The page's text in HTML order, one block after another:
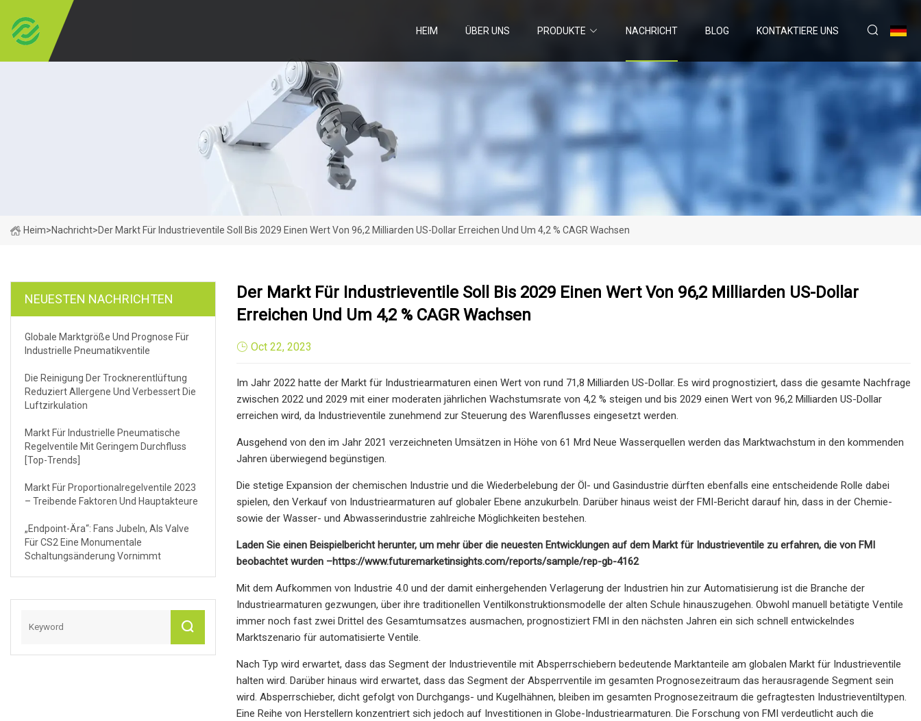
HEIM ÜBER UNS PRODUKTE NACHRICHT BLOG KONTAKTIERE UNS
Heim>Nachricht>Der Markt Für Industrieventile Soll Bis 2029 Einen Wert Von 96,2 Milliarden US-Dollar Erreichen Und Um 4,2 % CAGR Wachsen
NEUESTEN NACHRICHTEN
Globale Marktgröße Und Prognose Für
Industrielle Pneumatikventile
Die Reinigung Der Trocknerentlüftung
Reduziert Allergene Und Verbessert Die
Luftzirkulation
Markt Für Industrielle Pneumatische
Regelventile Mit Geringem Durchfluss
[Top-Trends]
Markt Für Proportionalregelventile 2023
– Treibende Faktoren Und Hauptakteure
„Endpoint-Ära“: Fans Jubeln, Als Valve
Für CS2 Eine Monumentale
Schaltungsänderung Vornimmt
Der Markt Für Industrieventile Soll Bis 2029 Einen Wert Von 96,2 Milliarden US-Dollar
Erreichen Und Um 4,2 % CAGR Wachsen
Oct 22, 2023
Im Jahr 2022 hatte der Markt für Industriearmaturen einen Wert von rund 71,8 Milliarden US-Dollar. Es wird prognostiziert, dass die gesamte Nachfrage
zwischen 2022 und 2029 mit einer moderaten jährlichen Wachstumsrate von 4,2 % steigen und bis 2029 einen Wert von 96,2 Milliarden US-Dollar
erreichen wird, da Industrieventile zunehmend zur Steuerung des Warenflusses eingesetzt werden.
Ausgehend von den im Jahr 2021 verzeichneten Umsätzen in Höhe von 61 Mrd Neue Wasserquellen werden das Marktwachstum in den kommenden
Jahren überwiegend begünstigen.
Die stetige Expansion der chemischen Industrie und die Wiederbelebung der Öl- und Gasindustrie dürften ebenfalls eine entscheidende Rolle dabei
spielen, den Verkauf von Industriearmaturen auf globaler Ebene anzukurbeln. Darüber hinaus weist der FMI-Bericht darauf hin, dass in der Chemie-
sowie der Wasser- und Abwasserindustrie zahlreiche Möglichkeiten bestehen.
Laden Sie einen Beispielbericht herunter, um mehr über die neuesten Entwicklungen auf dem Markt für Industrieventile zu erfahren, die von FMI
beobachtet wurden –https://www.futuremarketinsights.com/reports/sample/rep-gb-4162
Mit dem Aufkommen von Industrie 4.0 und der damit einhergehenden Verlagerung der Industrien hin zur Automatisierung ist die Branche der
Industriearmaturen gezwungen, über ihre traditionellen Ventilkonstruktionsmodelle der alten Schule hinauszugehen. Obwohl manuell betätigte Ventile
immer noch fast zwei Drittel des Gesamtumsatzes ausmachen, prognostiziert FMI in den nächsten Jahren ein sich schnell entwickelndes
Marktszenario für automatisierte Ventile.
Nach Typ wird erwartet, dass das Segment der Industrieventile mit Absperrschiebern bedeutende Marktanteile am globalen Markt für Industrieventile
halten wird. Darüber hinaus wird erwartet, dass das Segment der Absperrventile im gesamten Prognosezeitraum das herausragende Segment sein
wird. Absperrschieber, dicht gefolgt von Durchgangs- und Kugelhähnen, bleiben im gesamten Prognosezeitraum die gefragtesten Industrieventiltypen.
Eine Reihe von Herstellern konzentriert sich jedoch auf Investitionen in Globe-Industriearmaturen. Die Forschung von FMI verdeutlicht auch die